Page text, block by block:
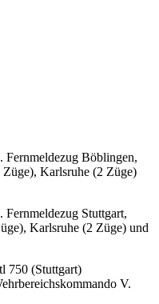
Fernmeldezug Böblingen,
Karlsruhe (2 Züge)
Stuttgart,
Karlsruhe (2 Züge) und
750 (Stuttgart)
V.